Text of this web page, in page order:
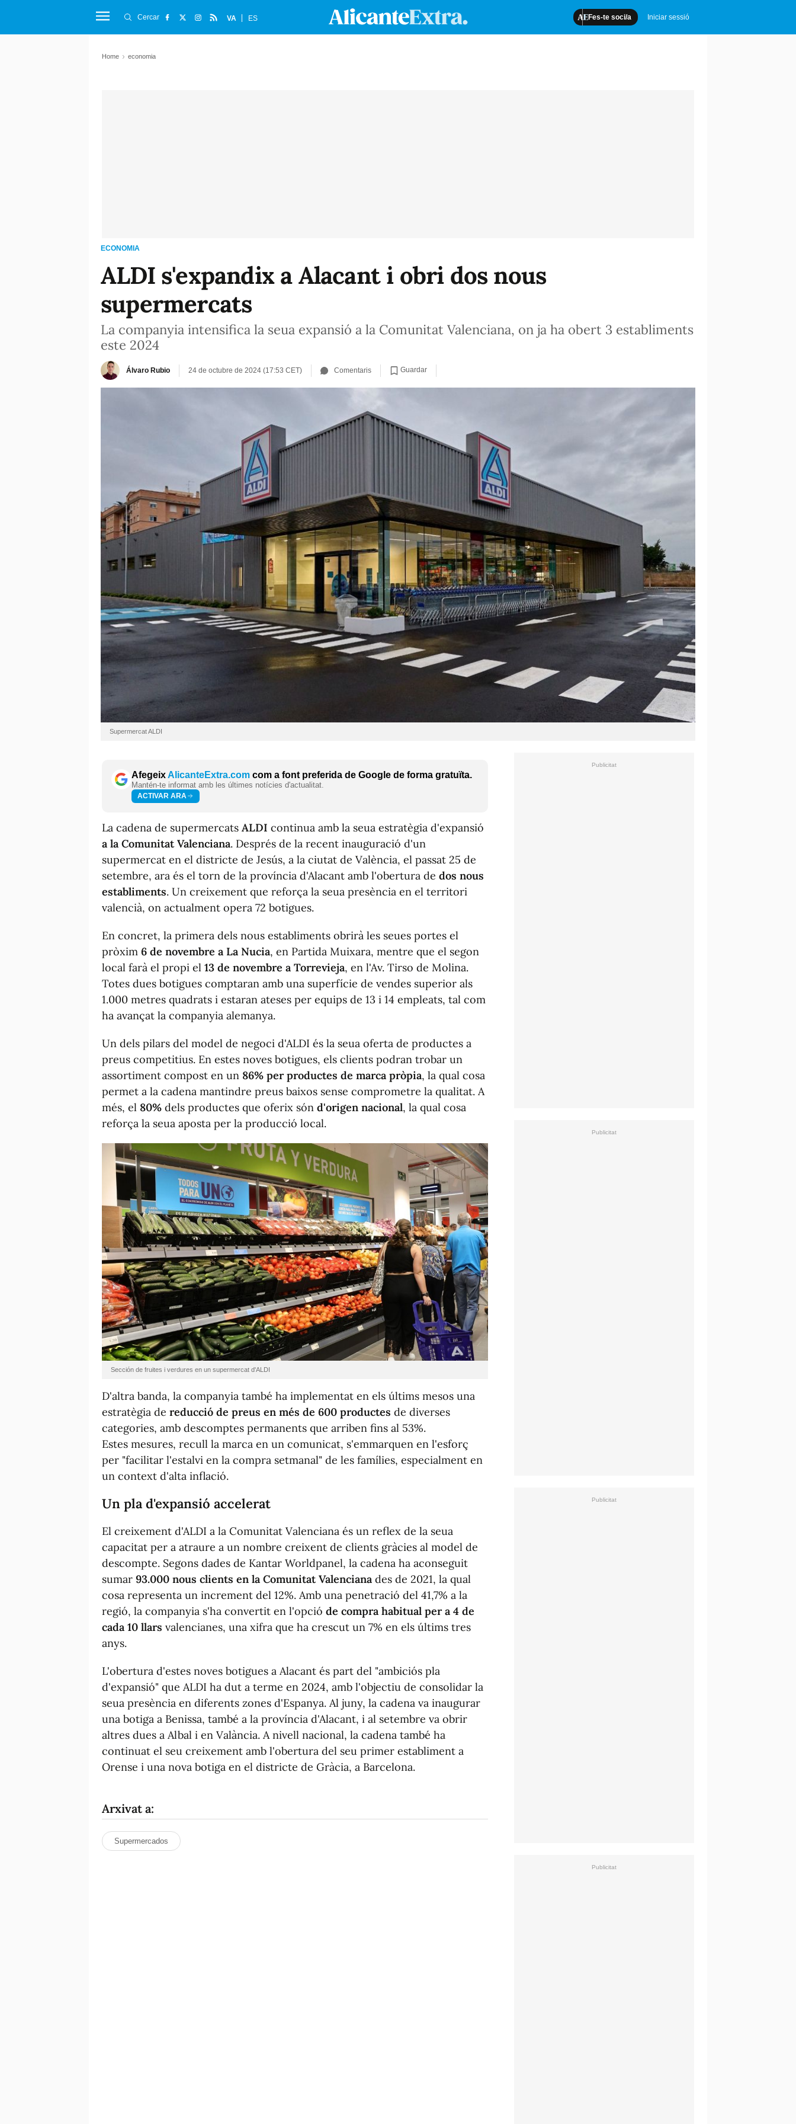
Fes-te soci/a Iniciar sessió
Cercar VA ES
Home economia
ECONOMIA
ALDI s'expandix a Alacant i obri dos nous
supermercats
La companyia intensifica la seua expansió a la Comunitat Valenciana, on ja ha obert 3 establiments
este 2024
Álvaro Rubio 24 de octubre de 2024 (17:53 CET) Comentaris Guardar
Supermercat ALDI
AfegeixAlicanteExtra.com com a font preferida de Google de forma gratuïta.
Mantén-te informat amb les últimes notícies d'actualitat.
ACTIVAR ARA
La cadena de supermercats ALDI continua amb la seua estratègia d'expansió
a la Comunitat Valenciana. Després de la recent inauguració d'un
supermercat en el districte de Jesús, a la ciutat de València, el passat 25 de
setembre, ara és el torn de la província d'Alacant amb l'obertura de dos nous
establiments. Un creixement que reforça la seua presència en el territori
valencià, on actualment opera 72 botigues.
En concret, la primera dels nous establiments obrirà les seues portes el
pròxim 6 de novembre a La Nucia, en Partida Muixara, mentre que el segon
local farà el propi el 13 de novembre a Torrevieja, en l'Av. Tirso de Molina.
Totes dues botigues comptaran amb una superfície de vendes superior als
1.000 metres quadrats i estaran ateses per equips de 13 i 14 empleats, tal com
ha avançat la companyia alemanya.
Un dels pilars del model de negoci d'ALDI és la seua oferta de productes a
preus competitius. En estes noves botigues, els clients podran trobar un
assortiment compost en un 86% per productes de marca pròpia, la qual cosa
permet a la cadena mantindre preus baixos sense comprometre la qualitat. A
més, el 80% dels productes que oferix són d'origen nacional, la qual cosa
reforça la seua aposta per la producció local.
Sección de fruites i verdures en un supermercat d'ALDI
D'altra banda, la companyia també ha implementat en els últims mesos una
estratègia de reducció de preus en més de 600 productes de diverses
categories, amb descomptes permanents que arriben fins al 53%.
Estes mesures, recull la marca en un comunicat, s'emmarquen en l'esforç
per "facilitar l'estalvi en la compra setmanal" de les famílies, especialment en
un context d'alta inflació.
Un pla d'expansió accelerat
El creixement d'ALDI a la Comunitat Valenciana és un reflex de la seua
capacitat per a atraure a un nombre creixent de clients gràcies al model de
descompte. Segons dades de Kantar Worldpanel, la cadena ha aconseguit
sumar 93.000 nous clients en la Comunitat Valenciana des de 2021, la qual
cosa representa un increment del 12%. Amb una penetració del 41,7% a la
regió, la companyia s'ha convertit en l'opció de compra habitual per a 4 de
cada 10 llars valencianes, una xifra que ha crescut un 7% en els últims tres
anys.
L'obertura d'estes noves botigues a Alacant és part del "ambiciós pla
d'expansió" que ALDI ha dut a terme en 2024, amb l'objectiu de consolidar la
seua presència en diferents zones d'Espanya. Al juny, la cadena va inaugurar
una botiga a Benissa, també a la província d'Alacant, i al setembre va obrir
altres dues a Albal i en Valància. A nivell nacional, la cadena també ha
continuat el seu creixement amb l'obertura del seu primer establiment a
Orense i una nova botiga en el districte de Gràcia, a Barcelona.
Arxivat a:
Supermercados